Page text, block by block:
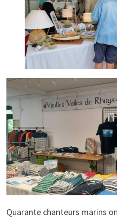
Quarante chanteurs marins